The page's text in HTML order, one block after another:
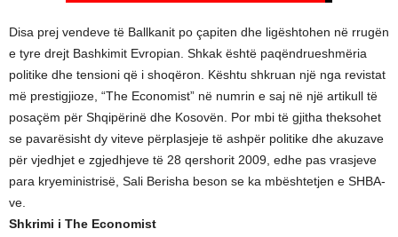
Disa prej vendeve të Ballkanit po çapiten dhe ligështohen në rrugën
e tyre drejt Bashkimit Evropian. Shkak është paqëndrueshmëria
politike dhe tensioni që i shoqëron. Kështu shkruan një nga revistat
më prestigjioze, “The Economist” në numrin e saj në një artikull të
posaçëm për Shqipërinë dhe Kosovën. Por mbi të gjitha theksohet
se pavarësisht dy viteve përplasjeje të ashpër politike dhe akuzave
për vjedhjet e zgjedhjeve të 28 qershorit 2009, edhe pas vrasjeve
para kryeministrisë, Sali Berisha beson se ka mbështetjen e SHBA-
ve.
Shkrimi i The Economist